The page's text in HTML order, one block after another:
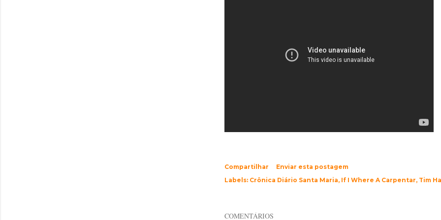
Compartilhar
Enviar esta postagem
Labels: Crônica Diário Santa Maria If I Where A Carpentar Tim
COMENTÁRIOS